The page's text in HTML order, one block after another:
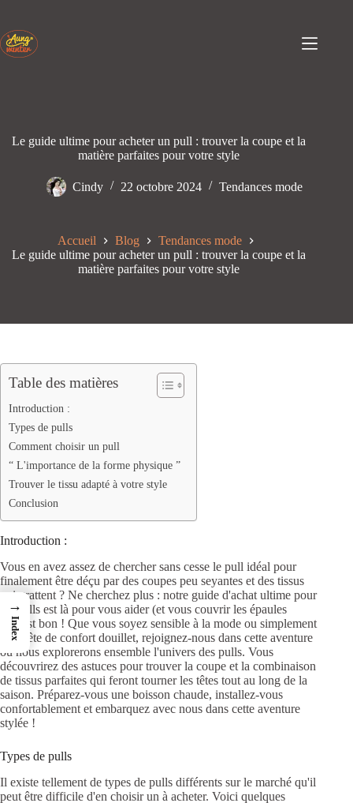
contenu
Le guide ultime pour acheter un pull : trouver la coupe et la
matière parfaites pour votre style
Cindy 22 octobre 2024 Tendances mode
Accueil Blog
Tendances mode
Le guide ultime pour acheter un pull : trouver la coupe et la
matière parfaites pour votre style
Table des matières
Introduction :
Types de pulls
Comment choisir un pull
“ L'importance de la forme physique ”
Trouver le tissu adapté à votre style
Conclusion
Introduction :
Vous en avez assez de chercher sans cesse le pull idéal pour
finalement être déçu par des coupes peu seyantes et des tissus
qui grattent ? Ne cherchez plus : notre guide d'achat ultime pour
les pulls est là pour vous aider (et vous couvrir les épaules
C'est bon ! Que vous soyez sensible à la mode ou simplement
en quête de confort douillet, rejoignez-nous dans cette aventure
où nous explorerons ensemble l'univers des pulls. Vous
découvrirez des astuces pour trouver la coupe et la combinaison
de tissus parfaites qui feront tourner les têtes tout au long de la
saison. Préparez-vous une boisson chaude, installez-vous
confortablement et embarquez avec nous dans cette aventure
stylée !
Types de pulls
Il existe tellement de types de pulls différents sur le marché qu'il
peut être difficile d'en choisir un à acheter. Voici quelques
→
Index